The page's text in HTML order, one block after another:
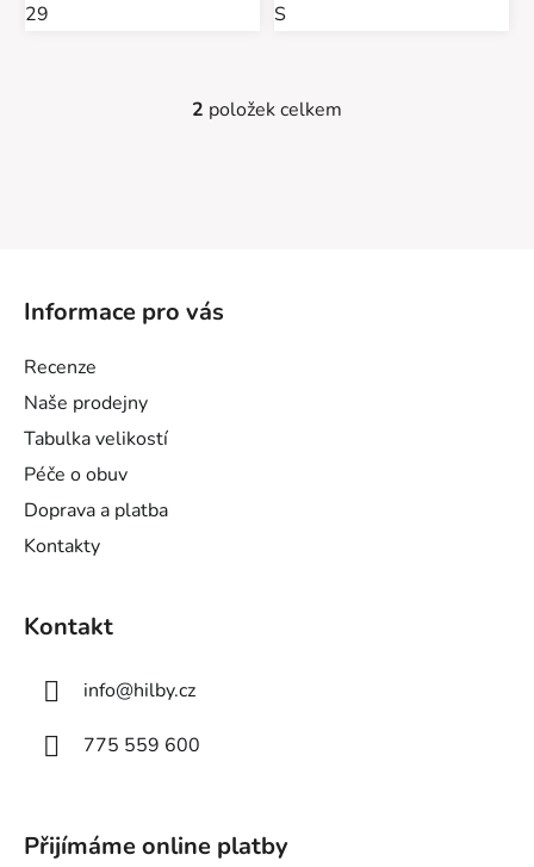
29 S
O
2 položek celkem
Informace pro vás
Recenze
Naše prodejny
Tabulka velikostí
Péče o obuv
Doprava a platba
Kontakty
Kontakt
info@hilby.cz
775 559 600
Přijímáme online platby